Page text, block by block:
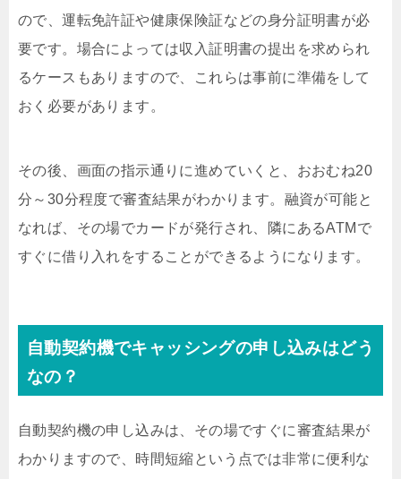
ので、運転免許証や健康保険証などの身分証明書が必
要です。場合によっては収入証明書の提出を求められ
るケースもありますので、これらは事前に準備をして
おく必要があります。
その後、画面の指示通りに進めていくと、おおむね20
分～30分程度で審査結果がわかります。融資が可能と
なれば、その場でカードが発行され、隣にあるATMで
すぐに借り入れをすることができるようになります。
自動契約機でキャッシングの申し込みはどう
なの？
自動契約機の申し込みは、その場ですぐに審査結果が
わかりますので、時間短縮という点では非常に便利な